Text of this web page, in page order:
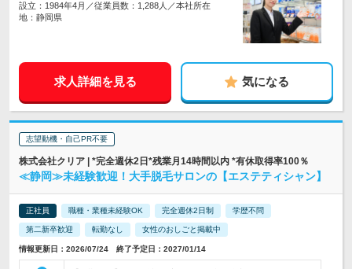
設立：1984年4月／従業員数：1,288人／本社所在
地：静岡県
求人詳細を見る 気になる
志望動機・自己PR不要
株式会社クリア | *完全週休2日*残業月14時間以内 *有休取得率100％
≪静岡≫未経験歓迎！大手脱毛サロンの【エステティシャン】
正社員 職種・業種未経験OK 完全週休2日制 学歴不問
第二新卒歓迎 転勤なし 女性のおしごと掲載中
情報更新日：2026/07/24 終了予定日：2027/01/14